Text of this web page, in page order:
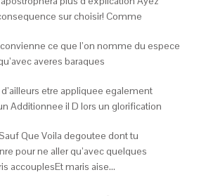
sur choisir! Comme
ce que l’on nomme du espece
averes baraques
etre appliquee egalement
Additionnee il D lors un glorification
Que Voila degoutee dont tu
pour ne aller qu’avec quelques
accouplesEt maris aise…